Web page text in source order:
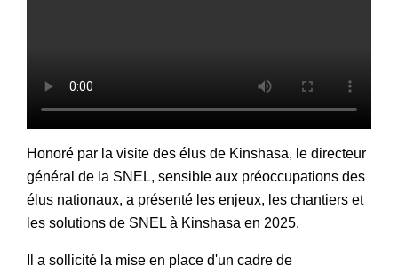
Honoré par la visite des élus de Kinshasa, le directeur
général de la SNEL, sensible aux préoccupations des
élus nationaux, a présenté les enjeux, les chantiers et
les solutions de SNEL à Kinshasa en 2025.
Il a sollicité la mise en place d'un cadre de